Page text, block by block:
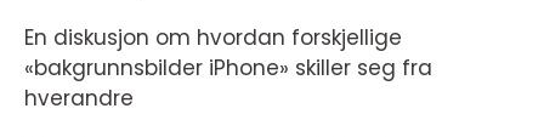
En diskusjon om hvordan forskjellige
«bakgrunnsbilder iPhone» skiller seg fra
hverandre